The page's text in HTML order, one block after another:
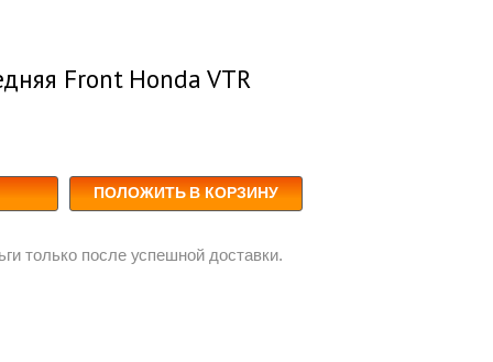
Front Honda VTR
ПОЛОЖИТЬ В КОРЗИНУ
только после успешной доставки.